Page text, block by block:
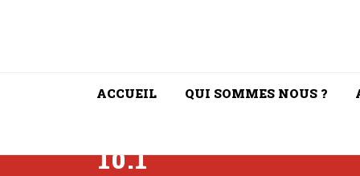
ACCUEIL QUI SOMMES NOUS ?
10.1